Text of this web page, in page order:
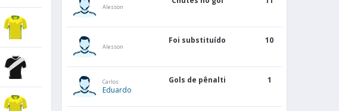
Alesson
Alesson
Foi substituído 10
Carlos
Eduardo
Gols de pênalti 1